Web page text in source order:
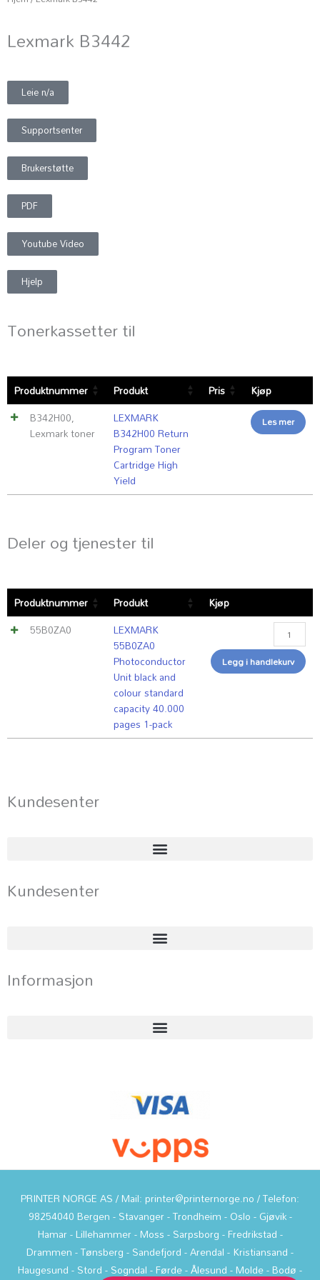
Lexmark B3442
Leie n/a
Supportsenter
Brukerstøtte
PDF
Youtube Video
Hjelp
Tonerkassetter til
Produktnummer Produkt Pris
Kjøp
B342H00,
Lexmark toner
LEXMARK
B342H00 Return
Program Toner
Cartridge High
Yield
Les mer
Deler og tjenester til
Produktnummer Produkt
Kjøp
55B0ZA0
LEXMARK
55B0ZA0
Photoconductor
Unit black and
colour standard
capacity 40.000
pages 1-pack
LEXMARK
Unit
black
and
pages
Legg i handlekurv
Kundesenter
Kundesenter
Informasjon
PRINTER NORGE AS / Mail: printer@printernorge.no / Telefon:
98254040 Bergen - Stavanger - Trondheim - Oslo - Gjøvik -
Hamar - Lillehammer - Moss - Sarpsborg - Fredrikstad -
Drammen - Tønsberg - Sandefjord - Arendal - Kristiansand -
Haugesund - Stord - Sogndal - Førde - Ålesund - Molde - Bodø -